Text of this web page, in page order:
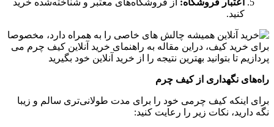
کنید.
راه‌های نگهداری از کیف چرم
برای اینکه کیف چرمی خود را برای مدت طولانی‌تری سالم و زیبا
نگه دارید، نکات زیر را رعایت کنید: